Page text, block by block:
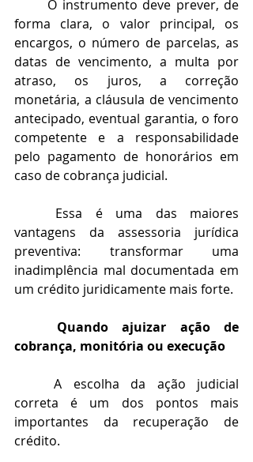
forma clara, o valor principal, os
encargos, o número de parcelas, as
datas de vencimento, a multa por
atraso, os juros, a correção
monetária, a cláusula de vencimento
antecipado, eventual garantia, o foro
competente e a responsabilidade
pelo pagamento de honorários em
caso de cobrança judicial.
vantagens da assessoria jurídica
preventiva: transformar uma
inadimplência mal documentada em
um crédito juridicamente mais forte.
cobrança, monitória ou execução
	A escolha da ação judicial
correta é um dos pontos mais
importantes da recuperação de
crédito.